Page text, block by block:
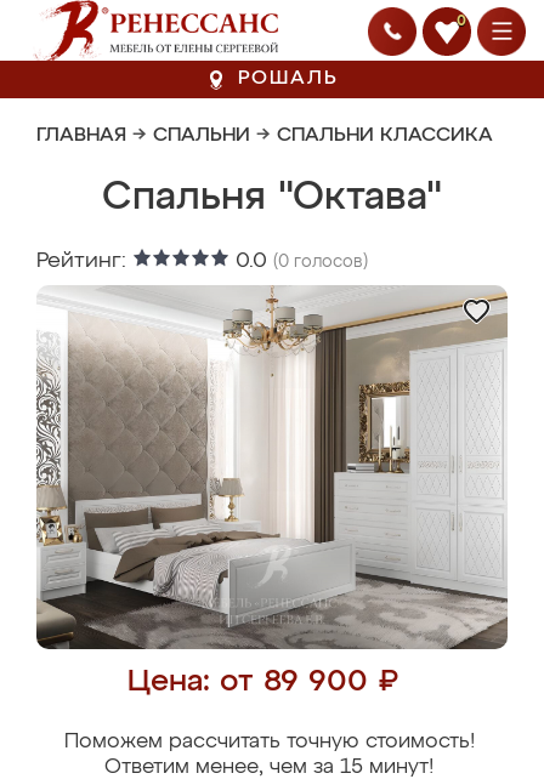
0
РОШАЛЬ
ГЛАВНАЯ → СПАЛЬНИ → СПАЛЬНИ КЛАССИКА
Спальня "Октава"
Рейтинг: 0.0 (0 голосов)
Цена: от 89 900 ₽
Поможем рассчитать точную стоимость!
Ответим менее, чем за 15 минут!